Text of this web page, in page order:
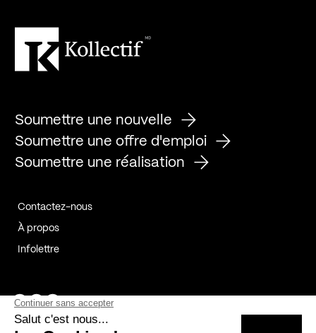
Soumettre une nouvelle
Soumettre une offre d'emploi
Soumettre une réalisation
Contactez-nous
À propos
Infolettre
Page Facebook de Kollectif
Page Instagram de Kollectif
Page Linkedin de Kollectif